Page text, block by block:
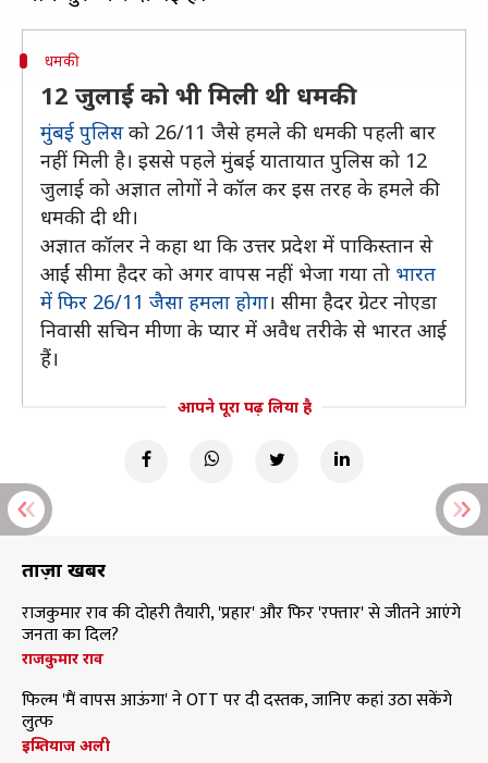
धमकी
12 जुलाई को भी मिली थी धमकी
मुंबई पुलिसको 26/11 जैसे हमले की धमकी पहली बार
नहीं मिली है। इससे पहले मुंबई यातायात पुलिस को 12
जुलाई को अज्ञात लोगों ने कॉल कर इस तरह के हमले की
धमकी दी थी।
अज्ञात कॉलर ने कहा था कि उत्तर प्रदेश में पाकिस्तान से
आईं सीमा हैदर को अगर वापस नहीं भेजा गया तो भारत
में फिर 26/11 जैसा हमला होगा। सीमा हैदर ग्रेटर नोएडा
निवासी सचिन मीणा के प्यार में अवैध तरीके से भारत आई
हैं।
आपने पूरा पढ़ लिया है
ताज़ा खबरें
राजकुमार राव की दोहरी तैयारी, 'प्रहार' और फिर 'रफ्तार' से जीतने आएंगे
जनता का दिल?
राजकुमार राव
फिल्म 'मैं वापस आऊंगा' ने OTT पर दी दस्तक, जानिए कहां उठा सकेंगे
लुत्फ
इम्तियाज अली